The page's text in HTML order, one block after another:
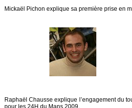
Mickaël Pichon explique sa première prise en
Raphaël Chausse explique l’engagement du
pour les 24H du Mans 2009.